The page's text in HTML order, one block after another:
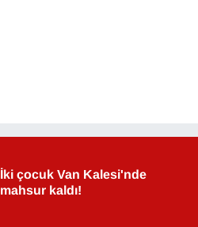
İki çocuk Van Kalesi'nde
mahsur kaldı!